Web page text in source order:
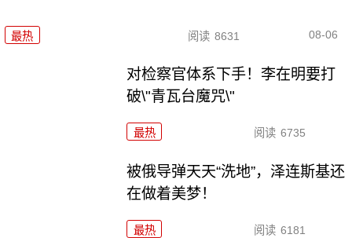
最热 阅读 8631 08-06
对检察官体系下手！李在明要打
破\"青瓦台魔咒\"
最热 阅读 6735
被俄导弹天天“洗地”，泽连斯基还
在做着美梦！
最热 阅读 6181